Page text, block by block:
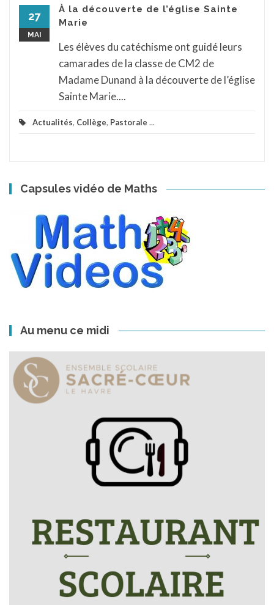
27
MAI
À la découverte de l’église Sainte
Marie
Les élèves du catéchisme ont guidé leurs
camarades de la classe de CM2 de
Madame Dunand à la découverte de l’église
Sainte Marie....
Actualités, Collège, Pastorale ...
Capsules vidéo de Maths
Au menu ce midi